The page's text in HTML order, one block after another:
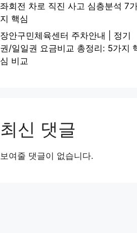
좌회전 차로 직진 사고 심층분석 7
지 핵심
장안구민체육센터 주차안내 | 정기
권/일일권 요금비교 총정리: 5가지
심 비교
최신 댓글
보여줄 댓글이 없습니다.